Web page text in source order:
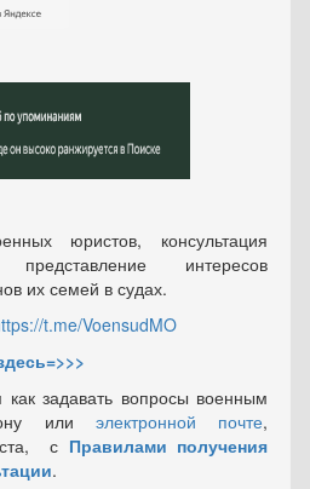
юристов, консультация
интересов
их семей в судах.
t.me/VoensudMO
задавать вопросы военным
или электронной почте,
с Правилами получения
.